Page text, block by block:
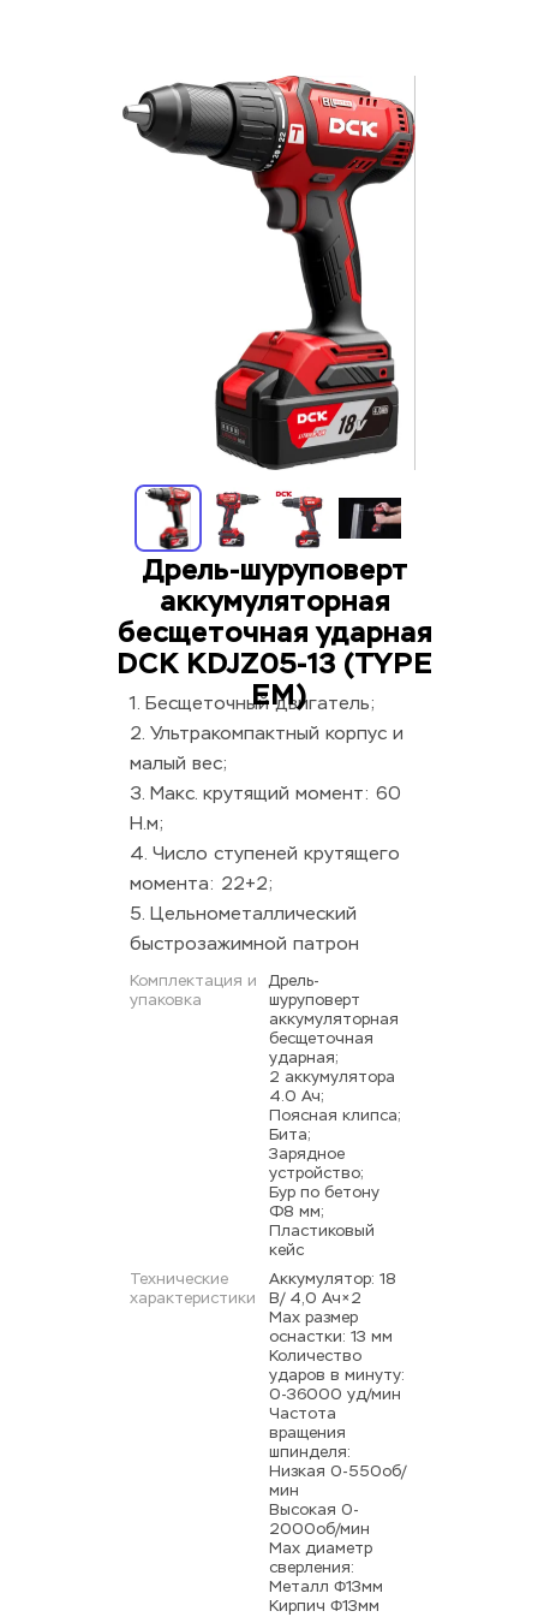
Дрель-шуруповерт
аккумуляторная
бесщеточная ударная
DCK KDJZ05-13 (TYPE
EM)
1. Бесщеточный двигатель;
2. Ультракомпактный корпус и
малый вес;
3. Макс. крутящий момент: 60
Н.м;
4. Число ступеней крутящего
момента: 22+2;
5. Цельнометаллический
быстрозажимной патрон
Комплектация и
упаковка
Дрель-
шуруповерт
аккумуляторная
бесщеточная
ударная;
2 аккумулятора
4.0 Ач;
Поясная клипса;
Бита;
Зарядное
устройство;
Бур по бетону
Ф8 мм;
Пластиковый
кейс
Технические
характеристики
Аккумулятор: 18
В/ 4,0 Ач×2
Мах размер
оснастки: 13 мм
Количество
ударов в минуту:
0-36000 уд/мин
Частота
вращения
шпинделя:
Низкая 0-550об/
мин
Высокая 0-
2000об/мин
Max диаметр
сверления:
Металл Φ13мм
Кирпич Φ13мм